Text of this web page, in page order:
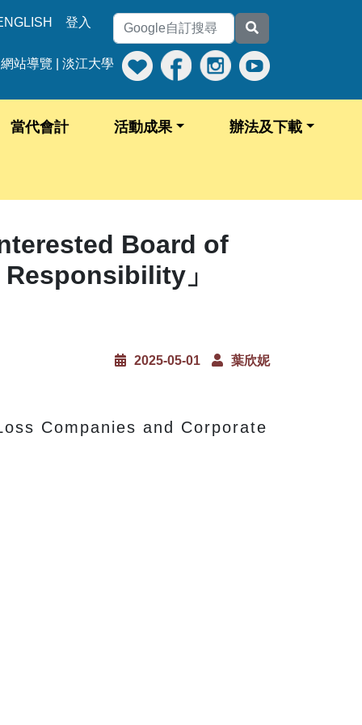
登入
網站導覽 淡江大學
當代會計 活動成果 辦法及下載
Board of
」
2025-05-01 葉欣妮
Companies and Corporate